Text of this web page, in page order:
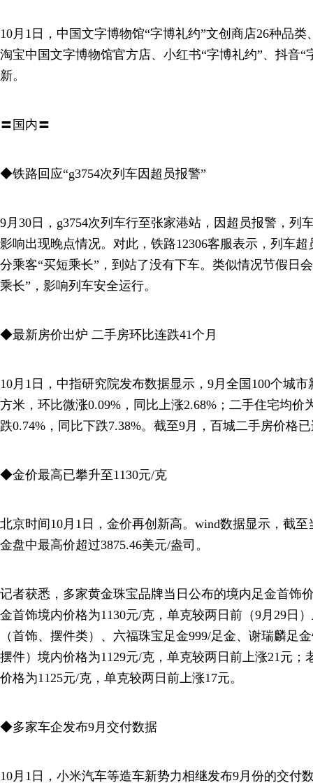
10月1日，中国文字博物馆“字博礼约”文创商店26种品
淘宝中国文字博物馆官方店、小红书“字博礼约”、抖音“
新。
〓国内〓
◆铁路回应“g3754次列车因超员报警”
9月30日，g3754次列车行至张家港站，因超员报警，列
影响出现晚点情况。对此，铁路12306客服表示，列车
分乘客“买短乘长”，到站了没有下车。类似情况节假日
乘长”，影响列车安全运行。
◆最新房价出炉 二手房环比连跌41个月
10月1日，中指研究院发布数据显示，9月全国100个城
方米，环比微涨0.09%，同比上涨2.68%；二手住宅均价
跌0.74%，同比下跌7.38%。截至9月，百城二手房价格
◆金价最高已攀升至1130元/克
北京时间10月1日，金价再创新高。wind数据显示，截
金盘中最高价超过3875.46美元/盎司。
记者获悉，多家黄金珠宝品牌当日公布的境内足金首饰
金首饰境内价格为1130元/克，单克较两日前（9月29日
（首饰、摆件类）、六福珠宝足金999/足金、谢瑞麟足
摆件）境内价格为1129元/克，单克较两日前上涨21元；
价格为1125元/克，单克较两日前上涨17元。
◆多家车企发布9月交付数据
10月1日，小米汽车等造车新势力相继发布9月份的交付